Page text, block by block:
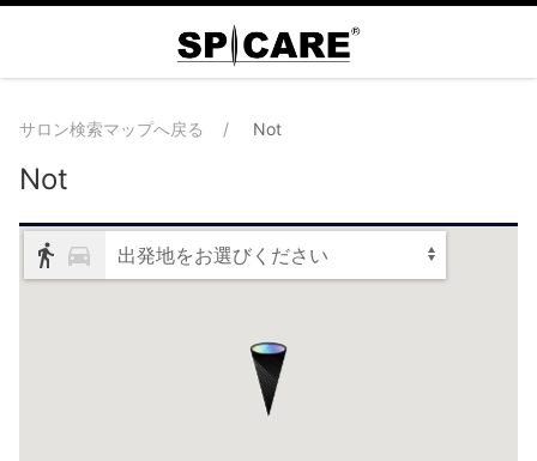
サロン検索マップへ戻る Not
Not
出発地をお選びください